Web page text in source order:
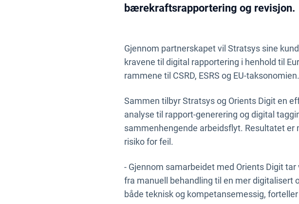
bærekraftsrapportering og revisjon.
Gjennom partnerskapet vil Stratsys sine
kravene til digital rapportering i henhold til
rammene til CSRD, ESRS og EU-taksonomien.
Sammen tilbyr Stratsys og Orients Digit en
analyse til rapport-generering og digital
sammenhengende arbeidsflyt. Resultatet
risiko for feil.
- Gjennom samarbeidet med Orients Digit
fra manuell behandling til en mer digitalisert
både teknisk og kompetansemessig,